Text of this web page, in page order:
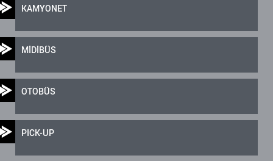
KAMYONET
MİDİBÜS
OTOBÜS
PICK-UP